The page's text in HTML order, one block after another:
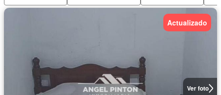
Ver foto
Actualizado